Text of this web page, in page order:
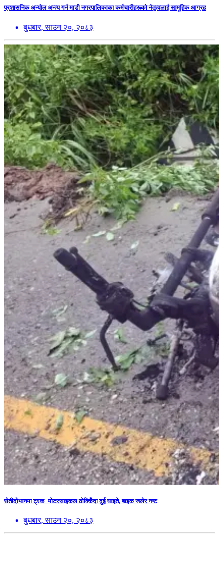
प्रशासनिक अन्योल अन्त्य गर्न माडी नगरपालिकाका कर्मचारीहरूको नेतृत्वलाई सामूहिक आग्रह
बुधबार, साउन २०, २०८३
सेतीदोभानमा ट्रक–मोटरसाइकल ठोक्किँदा दुई घाइते, बाइक जलेर नष्ट
बुधबार, साउन २०, २०८३